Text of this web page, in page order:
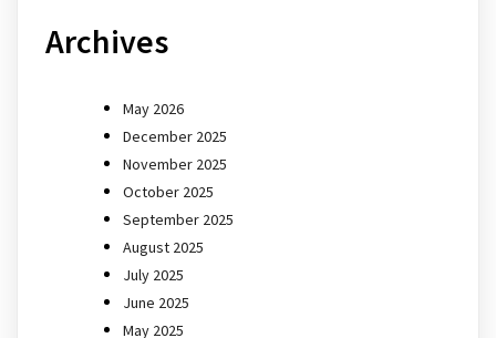
Archives
May 2026
December 2025
November 2025
October 2025
September 2025
August 2025
July 2025
June 2025
May 2025